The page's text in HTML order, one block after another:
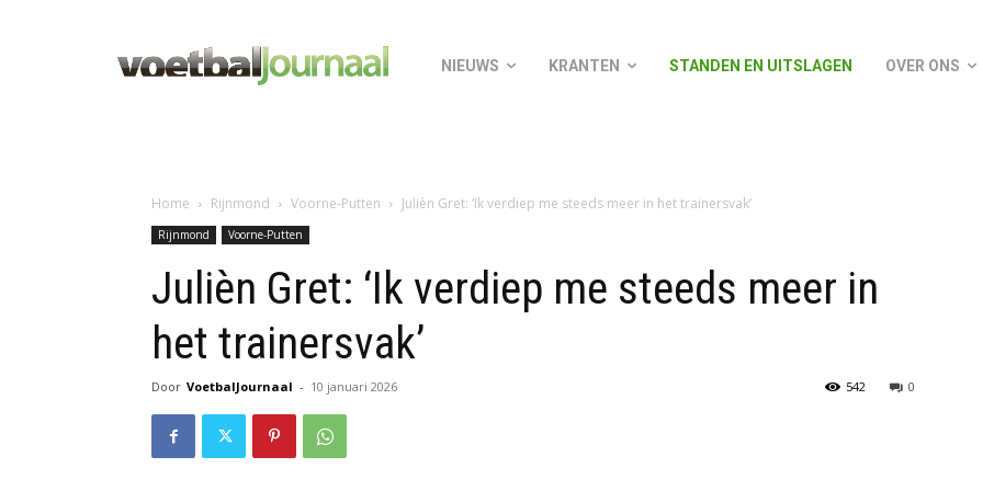
NIEUWS KRANTEN STANDEN EN UITSLAGEN OVER ONS
Home Rijnmond Voorne-Putten Julièn Gret: ‘Ik verdiep me steeds meer in het trainersvak’
Rijnmond Voorne-Putten
Julièn Gret: ‘Ik verdiep me steeds meer in
het trainersvak’
Door VoetbalJournaal - 10 januari 2026 0
542